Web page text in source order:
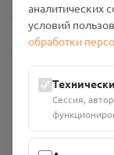
Настройки cookies
Общество с
Проект Помним»
ИНН: 6700029207
Юридический
Руднянский, г.
Номер счёта:
аналитических
условий
обработки
Сессия,